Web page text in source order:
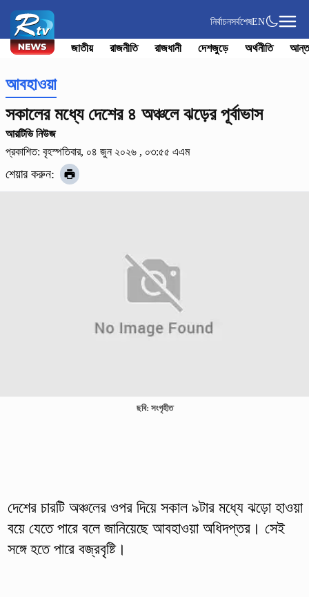
নির্বাচনসর্বশেষEN
জাতীয় রাজনীতি রাজধানী দেশজুড়ে অর্থনীতি
আবহাওয়া
সকালের মধ্যে দেশের ৪ অঞ্চলে ঝড়ের পূর্বাভাস
আরটিভি নিউজ
প্রকাশিত: বৃহস্পতিবার, ০৪ জুন ২০২৬ , ০৩:৫৫ এএম
শেয়ার করুন:
ছবি: সংগৃহীত
দেশের চারটি অঞ্চলের ওপর দিয়ে সকাল ৯টার মধ্যে ঝড়ো হাওয়া
বয়ে যেতে পারে বলে জানিয়েছে আবহাওয়া অধিদপ্তর। সেই
সঙ্গে হতে পারে বজ্রবৃষ্টি।